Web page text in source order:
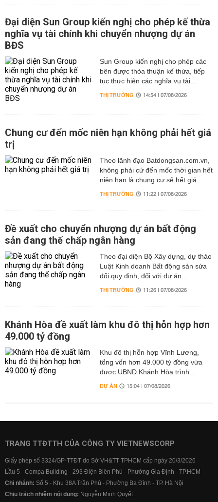
Đại diện Sun Group kiến nghị cho phép kế thừa
nghĩa vụ tài chính khi chuyển nhượng dự án
BĐS
Sun Group kiến nghị cho phép các
bên được thỏa thuận kế thừa, tiếp
tục thực hiện các nghĩa vụ tài...
THỊ TRƯỜNG 14:54 | 07/08/2026
Chung cư đến mốc niên hạn không phải hết giá
trị
Theo lãnh đạo Batdongsan.com.vn,
không phải cứ đến mốc thời gian hết
niên hạn là chung cư sẽ hết giá...
THỊ TRƯỜNG 11:22 | 07/08/2026
Đề xuất cho chuyển nhượng dự án bất động
sản đang thế chấp ngân hàng
Theo đại diện Bộ Xây dựng, dự thảo
Luật Kinh doanh Bất động sản sửa
đổi quy định, đối với dự án...
THỊ TRƯỜNG 11:26 | 07/08/2026
Khánh Hòa đề xuất làm khu đô thị hỗn hợp hơn
49.000 tỷ đồng
Khu đô thị hỗn hợp Vĩnh Lương,
tổng vốn hơn 49.000 tỷ đồng vừa
được UBND Khánh Hòa trình...
DỰ ÁN 15:04 | 07/08/2026
TRANG TTĐTTH CỦA CÔNG TY VIETNEWSCORP
Giấy phép số 3324/GP-TTĐT do Sở VH&TT TPHCM cấp ngày 20/3/2026
Lầu 5 - Compa Building - 293 Điện Biên Phủ - Phường Gia Định - TP.HCM
Chi nhánh: Số 5 - Khu 38A Trần Phú - Phường Ba Đình - TP. Hà Nội
Chịu trách nhiệm nội dung: Nguyễn Minh Quyết